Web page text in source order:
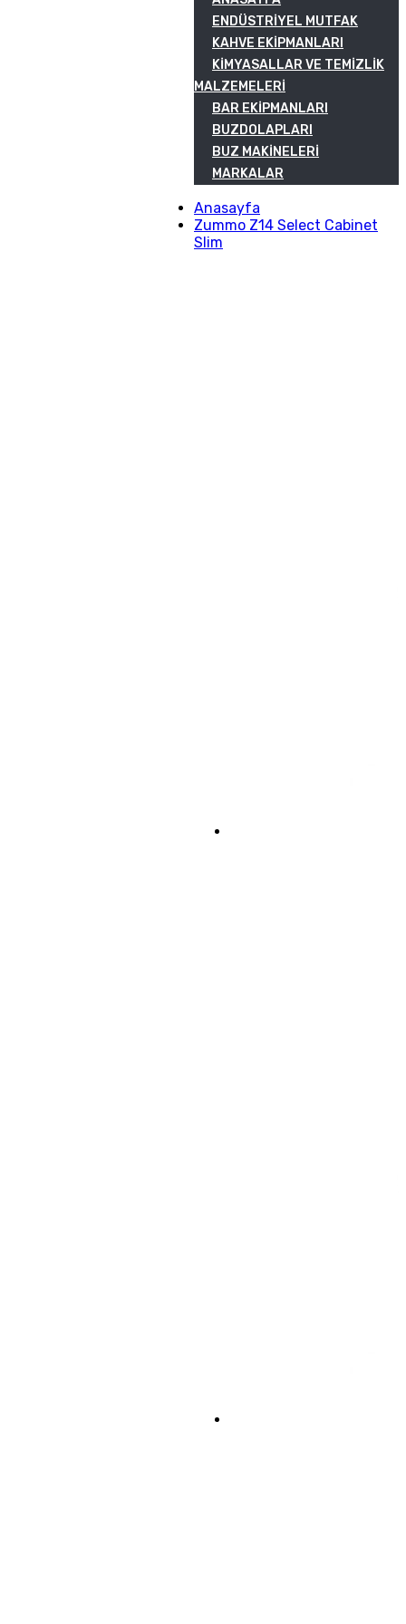
ENDÜSTRIYEL MUTFAK
KAHVE EKIPMANLARI
KIMYASALLAR VE TEMIZLIK
MALZEMELERI
BAR EKIPMANLARI
BUZDOLAPLARI
BUZ MAKINELERI
MARKALAR
Anasayfa
Zummo Z14 Select Cabinet
Slim